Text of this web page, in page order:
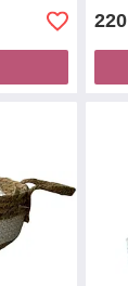
220